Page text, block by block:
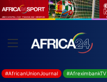
#AfricanUnionJournal #AfreximbankTV